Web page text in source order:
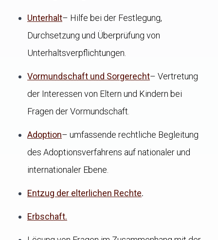
Unterhalt– Hilfe bei der Festlegung,
Durchsetzung und Überprüfung von
Unterhaltsverpflichtungen.
Vormundschaft und Sorgerecht– Vertretung
der Interessen von Eltern und Kindern bei
Fragen der Vormundschaft.
Adoption– umfassende rechtliche Begleitung
des Adoptionsverfahrens auf nationaler und
internationaler Ebene.
Entzug der elterlichen Rechte.
Erbschaft.